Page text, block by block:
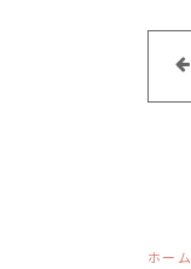
ホーム